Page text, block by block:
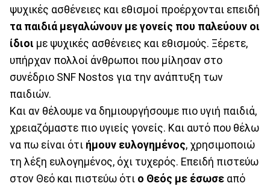
ψυχικές ασθένειες και εθισμοί προέρχονται επειδή
τα παιδιά μεγαλώνουν με γονείς που παλεύουν οι
ίδιοι με ψυχικές ασθένειες και εθισμούς. Ξέρετε,
υπήρχαν πολλοί άνθρωποι που μίλησαν στο
συνέδριο SNF Nostos για την ανάπτυξη των
παιδιών.
Και αν θέλουμε να δημιουργήσουμε πιο υγιή παιδιά,
χρειαζόμαστε πιο υγιείς γονείς. Και αυτό που θέλω
να πω είναι ότι ήμουν ευλογημένος, χρησιμοποιώ
τη λέξη ευλογημένος, όχι τυχερός. Επειδή πιστεύω
στον Θεό και πιστεύω ότι ο Θεός με έσωσε από